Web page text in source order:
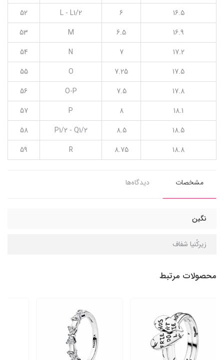
16.5
6
L - L1/2
52
16.9
6.5
M
53
17.2
7
N
54
17.5
7.25
O
55
17.8
7.5
O-P
56
18.1
8
P
57
18.5
8.5
P1/2 - Q1/2
58
18.8
8.75
R
59
مشخصات دیدگاه‌ها
نگین
زیرکُنیا شفاف
محصولات مرتبط